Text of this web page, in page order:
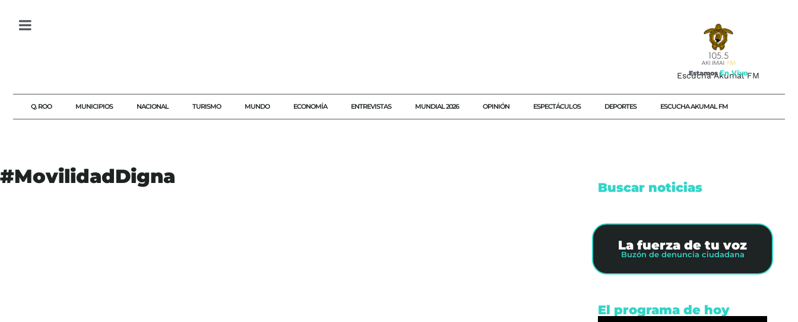
Escucha Akumal FM
Estamos En Vivo
Q. ROO MUNICIPIOS NACIONAL TURISMO MUNDO ECONOMÍA ENTREVISTAS MUNDIAL 2026 OPINIÓN ESPECTÁCULOS DEPORTES ESCUCHA AKUMAL FM
#MovilidadDigna Buscar noticias
La fuerza de tu voz
Buzón de denuncia ciudadana
El programa de hoy